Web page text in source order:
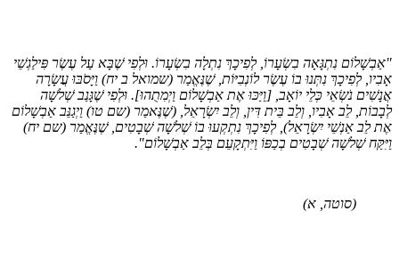
נִתְגָּאָה בִשְׂעָרוֹ, לְפִיכָךְ נִתְלָה בִשְׂעָרוֹ. וּלְפִי שֶׁבָּא עַל עֶשֶׂר פִּילַגְשֵׁי
לְפִיכָךְ נִתְּנוּ בוֹ עֶשֶׂר לוֹנְבִיּוֹת, שֶׁנֶּאֱמַר (שמואל ב יח) וַיָּסֹבּוּ עֲשָׂרָה
נֹשְׂאֵי כְּלֵי יוֹאָב, [וַיַּכּוּ אֶת אַבְשָׁלוֹם וַיְמִתֻהוּ]. וּלְפִי שֶׁגָּנַב שְׁלשָׁה
לֵב אָבִיו, וְלֵב בֵּית דִּין, וְלֵב יִשְׂרָאֵל, (שֶׁנֶּאמַר (שם טו) וַיְגַנֵּב אַבְשָׁלוֹם
לֵב אַנְשֵׁי יִשְׂרָאֵל), לְפִיכָךְ נִתְקְעוּ בוֹ שְׁלשָׁה שְׁבָטִים, שֶׁנֶּאֱמַר (שם יח)
שְׁלשָׁה שְׁבָטִים בְכַפּוֹ וַיִּתְקָעֵם בְּלֵב אַבְשָׁלוֹם".
(סוטה, א)